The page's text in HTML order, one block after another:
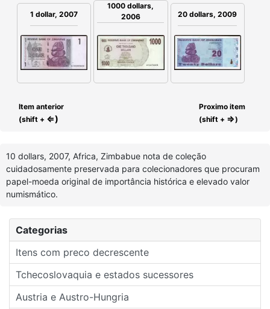
Categorias
Itens com preco decrescente
Tchecoslovaquia e estados sucessores
Austria e Austro-Hungria
1 dollar, 2007
1000 dollars,
2006
20 dollars, 2009
Item anterior
(shift + ⇐)
Proximo item
(shift + ⇒)
10 dollars, 2007, Africa, Zimbabue nota de coleção
cuidadosamente preservada para colecionadores que procuram
papel-moeda original de importância histórica e elevado valor
numismático.